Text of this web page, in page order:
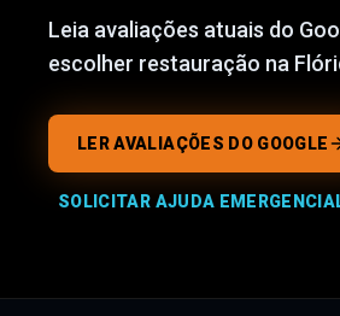
Leia avaliações atuais do
escolher restauração na
LER AVALIAÇÕES DO GOOGLE
SOLICITAR AJUDA